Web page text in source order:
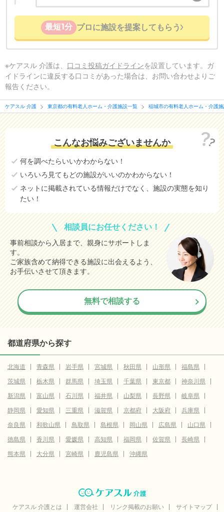
最短1分 プロに施設を提案してもらう
※ケアスル 介護は、 口コミ投稿ガイドラインを設置しています。ガ
イドラインに違反する口コミがあった場合は、お問い合わせよりご
報告ください。
ケアスル 介護 東京都の有料老人ホーム・介護施設一覧 稲城市の有料老人ホーム・介護
こんなお悩みございませんか
何を調べたらいいかわからない！
いろいろ見てもどの施設がいいのかわからない！
ネットに掲載されている情報だけでなく、施設の実態を知り
たい！
相談員にお任せください！
事前相談から入居まで、親身にサポートしま
す。
ご家族含めて納得できる施設に出会えるよう、
お手伝いさせて頂きます。
無料で相談する
都道府県から探す
北海道 青森県 岩手県 宮城県 秋田県 山形県
福島県
茨城県
栃木県 群馬県 埼玉県 千葉県 東京都
神奈川県
新潟県
富山県 石川県 福井県 山梨県 長野県
岐阜県
静岡県
愛知県 三重県 滋賀県 京都府 大阪府
兵庫県
奈良県
和歌山県 鳥取県 島根県 岡山県 広島県
山口県
徳島県
香川県 愛媛県 高知県 福岡県 佐賀県
長崎県
熊本県
大分県 宮崎県 鹿児島県 沖縄県
ケアスル 介護とは 運営会社 リンク掲載のお願い サイトマップ